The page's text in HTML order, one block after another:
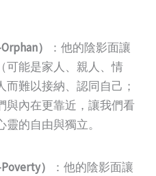
）
：他的陰影面讓
可能是家人、親人、情
難以接納、認同自己；
與內在更靠近，讓我們看
的自由與獨立。
）
：他的陰影面讓